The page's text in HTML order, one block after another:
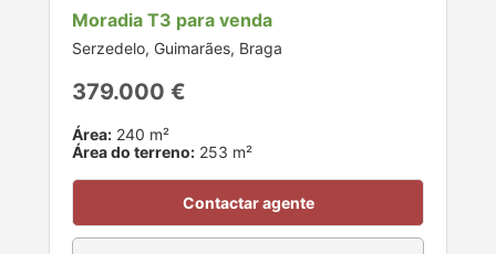
Moradia T3 para venda
Serzedelo, Guimarães, Braga
379.000 €
Área: 240 m²
Área do terreno: 253 m²
Contactar agente